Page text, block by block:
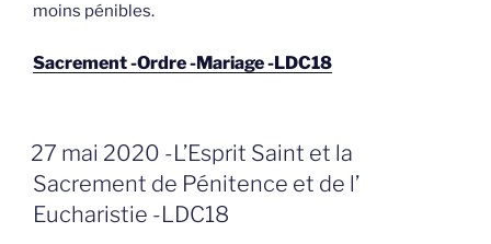
moins pénibles.
Sacrement -Ordre -Mariage -LDC18
GEPLAATST
OP
27 mai 2020 -L’Esprit Saint et la
Sacrement de Pénitence et de l’
Eucharistie -LDC18